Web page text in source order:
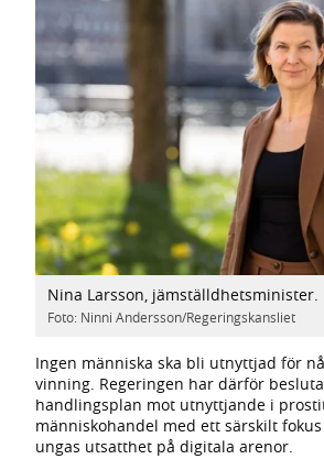
Nina Larsson, jämställdhetsminister.
Foto: Ninni Andersson/Regeringskansliet
Ingen människa ska bli utnyttjad för
vinning. Regeringen har därför
handlingsplan mot utnyttjande i
människohandel med ett särskilt
ungas utsatthet på digitala arenor.